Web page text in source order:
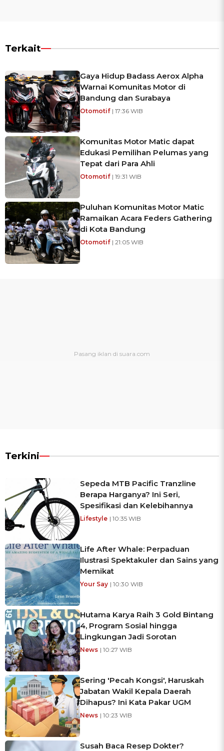
Terkait
Gaya Hidup Badass Aerox Alpha
Warnai Komunitas Motor di
Bandung dan Surabaya
Otomotif | 17:36 WIB
Komunitas Motor Matic dapat
Edukasi Pemilihan Pelumas yang
Tepat dari Para Ahli
Otomotif | 19:31 WIB
Puluhan Komunitas Motor Matic
Ramaikan Acara Feders Gathering
di Kota Bandung
Otomotif | 21:05 WIB
Terkini
Sepeda MTB Pacific Tranzline
Berapa Harganya? Ini Seri,
Spesifikasi dan Kelebihannya
Lifestyle | 10:35 WIB
Life After Whale: Perpaduan
Ilustrasi Spektakuler dan Sains yang
Memikat
Your Say | 10:30 WIB
Hutama Karya Raih 3 Gold Bintang
4, Program Sosial hingga
Lingkungan Jadi Sorotan
News | 10:27 WIB
Sering 'Pecah Kongsi', Haruskah
Jabatan Wakil Kepala Daerah
Dihapus? Ini Kata Pakar UGM
News | 10:23 WIB
Susah Baca Resep Dokter?